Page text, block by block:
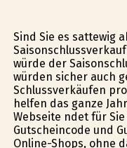
Sind Sie es sattewig
würde der
würden sicher auch
Schlussverkäufen
helfen das ganze
Webseite findet für
Gutscheincode und
Online-Shops, ohne